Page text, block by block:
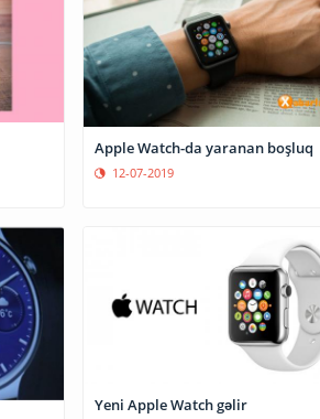
Apple Watch-da yaranan boşluq
12-07-2019
Yeni Apple Watch gəlir